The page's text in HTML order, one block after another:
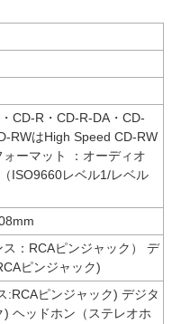
CD-R・CD-R-DA・CD-
RWはHigh Speed CD-RW
ーマット ：オーディオ
ISO9660レベル1/レベル
：RCAピンジャック） デ
ピンジャック)
:RCAピンジャック) デジタ
) ヘッドホン（ステレオホ